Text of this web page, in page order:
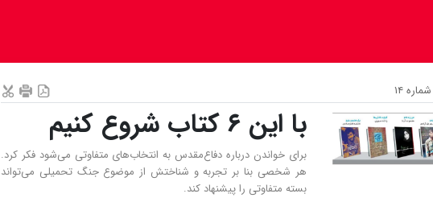
۱۴
با این ۶ کتاب شروع کنیم
برای خواندن درباره دفاع‌مقدس به انتخاب‌های متفاوتی می‌شود فکر کرد.
هر شخصی بنا بر تجربه و شناختش از موضوع جنگ تحمیلی می‌تواند
بسته متفاوتی را پیشنهاد کند.